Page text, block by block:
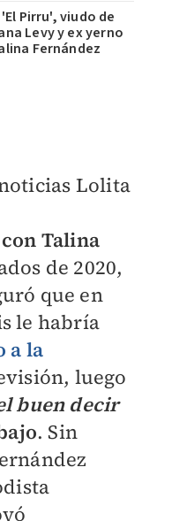
'El Pirru', viudo de
Levy y ex yerno
Fernández
Lolita
Talina
de 2020,
que en
le habría
a la
luego
buen decir
. Sin